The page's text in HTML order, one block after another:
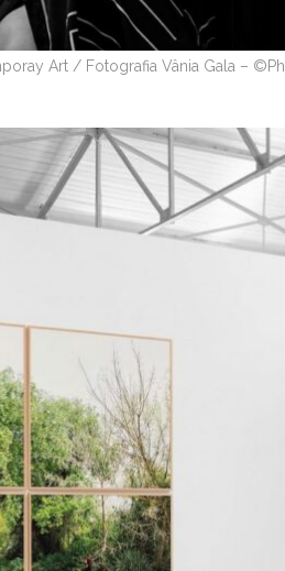
Art / Fotografia Vânia Gala –